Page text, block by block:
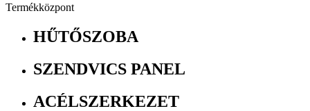
Termékközpont
HŰTŐSZOBA
SZENDVICS PANEL
ACÉLSZERKEZET